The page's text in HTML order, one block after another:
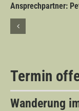
Ansprechpartner:
Termin
Wanderung